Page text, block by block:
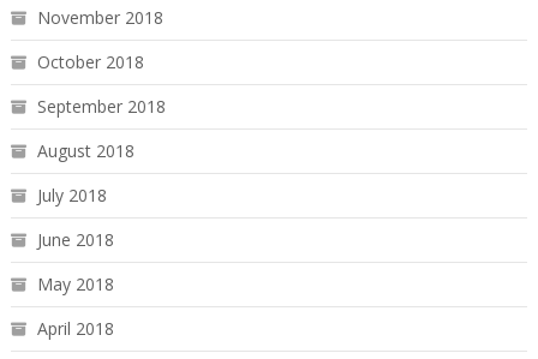
November 2018
October 2018
September 2018
August 2018
July 2018
June 2018
May 2018
April 2018